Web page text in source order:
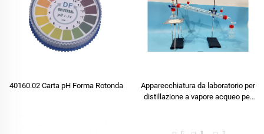
40160.02 Carta pH Forma Rotonda
Apparecchiatura da laboratorio per
distillazione a vapore acqueo per